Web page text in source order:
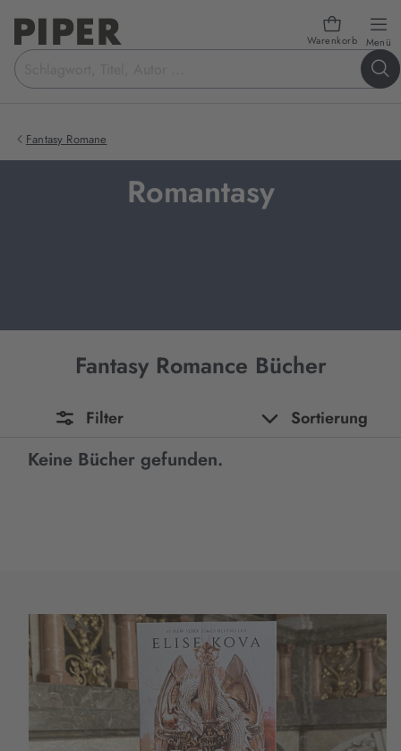
Warenkorb Menü
Suchbegriff
eingeben
Fantasy Romane
Romantasy
Fantasy Romance Bücher
Filter Sortierung
Keine Bücher gefunden.